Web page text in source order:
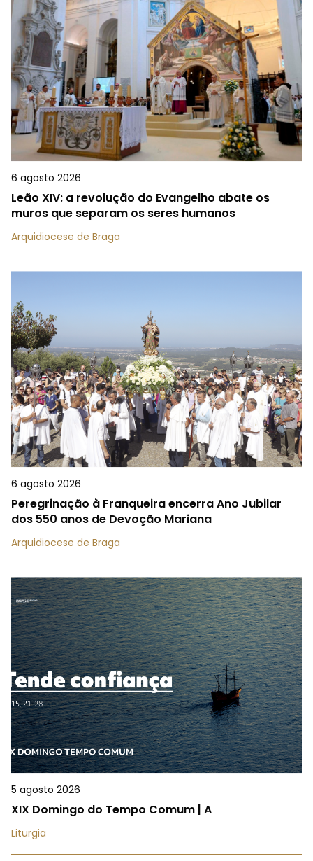
6 agosto 2026
Leão XIV: a revolução do Evangelho abate os
muros que separam os seres humanos
Arquidiocese de Braga
6 agosto 2026
Peregrinação à Franqueira encerra Ano Jubilar
dos 550 anos de Devoção Mariana
Arquidiocese de Braga
5 agosto 2026
XIX Domingo do Tempo Comum | A
Liturgia